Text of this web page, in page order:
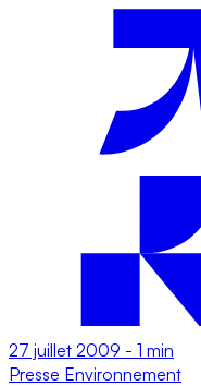
27 juillet 2009 - 1 min
Presse Environnement